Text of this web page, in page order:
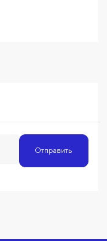
Отправить